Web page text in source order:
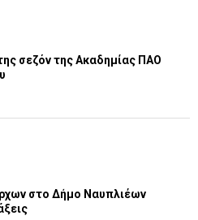
σεζόν της Ακαδημίας ΠΑΟ
στο Δήμο Ναυπλιέων